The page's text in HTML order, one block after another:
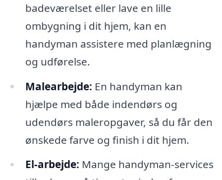
badeværelset eller lave en lille
ombygning i dit hjem, kan en
handyman assistere med planlægning
og udførelse.
Malearbejde: En handyman kan
hjælpe med både indendørs og
udendørs maleropgaver, så du får den
ønskede farve og finish i dit hjem.
El-arbejde: Mange handyman-services